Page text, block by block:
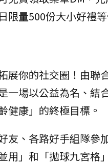
量500份大小好禮等
展你的社交圈！由聯
一場以公益為名、結
健康」的終極目標。
友、各路好手組隊參
用」和「拋球九宮